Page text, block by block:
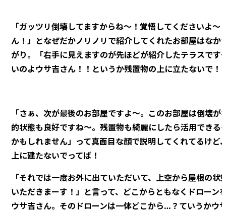
「ガッツリ倒壊してますからね～！覚悟してくださいよ～
ん！」となぜだかノリノリで紹介してくれたお部屋はなか
がり。「右手に見えますのが先ほどが紹介したテラスです
いのよウサ吉さん！！というか残置物の上に立たないで！
「さぁ、次が最後のお部屋ですよ～。このお部屋は倒壊が
的状態も良好ですね～。残置物も綺麗にしたら活用できる
かもしれません」って真面目な顔で説明してくれてるけど
上に建たないでってば！
「それでは一度お外に出ていただいて、上空から屋根の状
いただきまーす！」と言って、どこからともなくドローン
ウサ吉さん。そのドローンは一体どこから…？ていうかウ